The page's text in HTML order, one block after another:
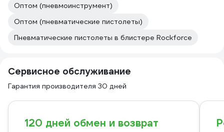
Оптом (пневмоинструмент)
Оптом (пневматические пистолеты)
Пневматические пистолеты в блистере Rockforce
Сервисное обслуживание
Гарантия производителя 30 дней
120 дней обмен и возврат